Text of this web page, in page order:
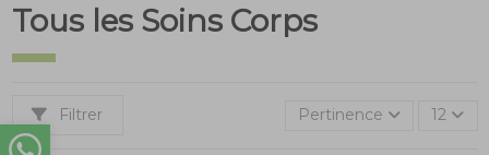
Tous les Soins Corps
Filtrer Pertinence 12